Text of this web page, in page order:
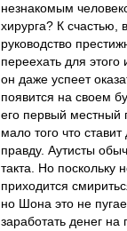
незнакомым
хирурга? К счастью,
руководство
переехать для
он даже успеет
появится на своем
его первый местный
мало того что
правду. Аутисты
такта. Но поскольку
приходится
но Шона это не
заработать денег на